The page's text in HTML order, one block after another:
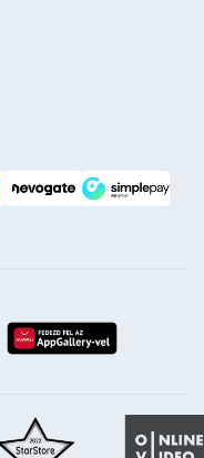
rölaz app-store-ból
letöltés